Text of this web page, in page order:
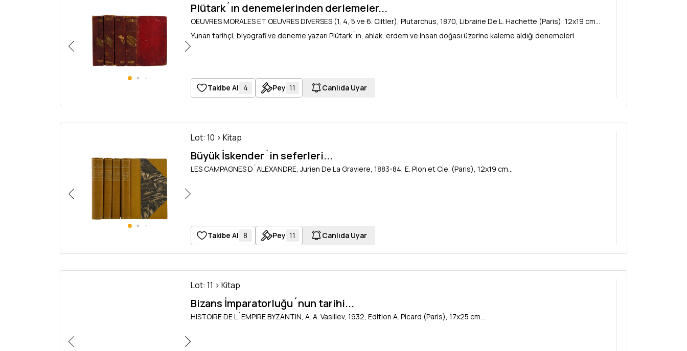
Plütark´ın denemelerinden derlemeler...
OEUVRES MORALES ET OEUVRES DIVERSES (1, 4, 5 ve 6. Ciltler), Plutarchus, 1870, Librairie De L. Hachette (Paris), 12x19 cm...
Yunan tarihçi, biyografi ve deneme yazarı Plütark´ın, ahlak, erdem ve insan doğası üzerine kaleme aldığı denemeleri.
Takibe Al 4 Pey 11 Canlıda Uyar
Lot: 10 > Kitap
Büyük İskender´in seferleri...
LES CAMPAGNES D´ALEXANDRE, Jurien De La Graviere, 1883-84, E. Plon et Cie. (Paris), 12x19 cm...
Takibe Al 8 Pey 11 Canlıda Uyar
Lot: 11 > Kitap
Bizans İmparatorluğu´nun tarihi...
HISTOIRE DE L´EMPIRE BYZANTIN, A. A. Vasiliev, 1932, Edition A. Picard (Paris), 17x25 cm...